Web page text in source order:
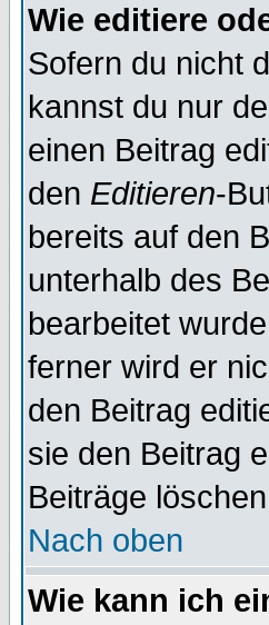
Wie editiere
Sofern du nicht
kannst du nur
einen Beitrag
den Editieren-
bereits auf den
unterhalb des
bearbeitet
ferner wird er
den Beitrag
sie den Beitrag
Beiträge
Nach oben
Wie kann ich